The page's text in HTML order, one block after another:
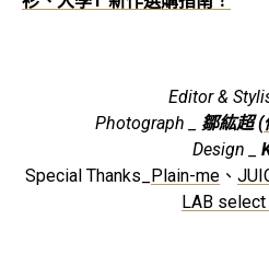
Editor &
Photograph _ 鄒紘超 (
Design _
Special Thanks_ Plain-me、
LAB